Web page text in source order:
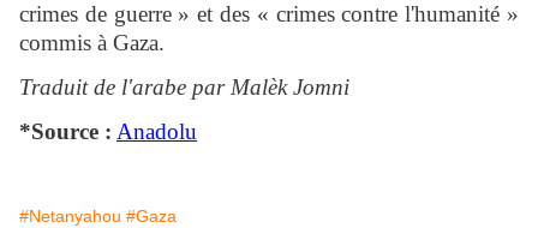
crimes de guerre » et des « crimes contre l'humanité »
commis à Gaza.
Traduit de l'arabe par Malèk Jomni
*Source : Anadolu
#Netanyahou #Gaza